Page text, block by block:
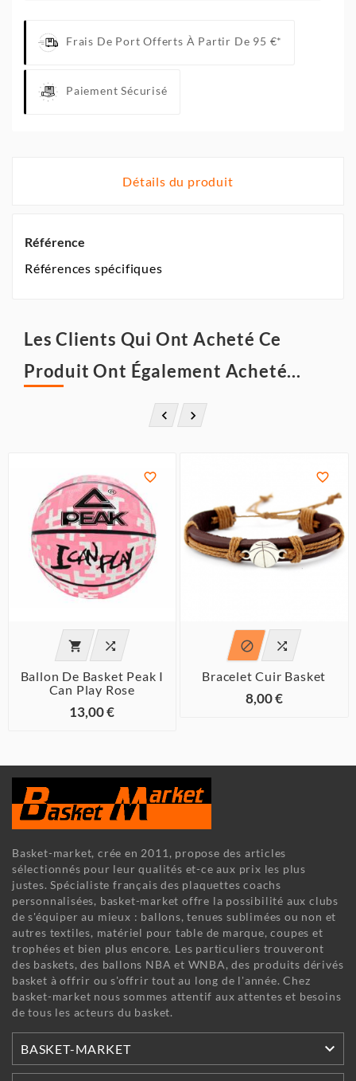
Frais De Port Offerts À Partir De 95 €*
Paiement Sécurisé
Détails du produit
Référence
Références spécifiques
Les Clients Qui Ont Acheté Ce
Produit Ont Également Acheté...
 

 
Ballon De Basket Peak I
Can Play Rose
13,00 €

 
Bracelet Cuir Basket
8,00 €
Basket-market, crée en 2011, propose des articles
sélectionnés pour leur qualités et-ce aux prix les plus
justes. Spécialiste français des plaquettes coachs
personnalisées, basket-market offre la possibilité aux clubs
de s'équiper au mieux : ballons, tenues sublimées ou non et
autres textiles, matériel pour table de marque, coupes et
trophées et bien plus encore. Les particuliers trouveront
des baskets, des ballons NBA et WNBA, des produits dérivés
basket à offrir ou s'offrir tout au long de l'année. Chez
basket-market nous sommes attentif aux attentes et besoins
de tous les acteurs du basket.
BASKET-MARKET 